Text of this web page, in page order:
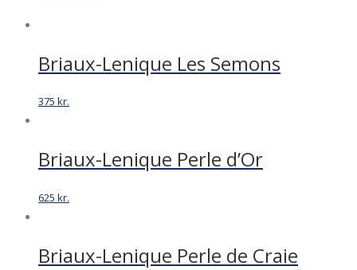
Briaux-Lenique Les Semons
375 kr.
Briaux-Lenique Perle d’Or
625 kr.
Briaux-Lenique Perle de Craie